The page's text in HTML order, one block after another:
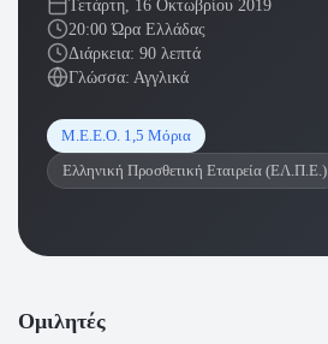
Τετάρτη, 16 Οκτωβρίου 2019
20:00 Ώρα Ελλάδας
Διάρκεια: 90 λεπτά
Γλώσσα: Αγγλικά
Μ.Ε.Ε.Ο. 1,5 Μόρια
Ελληνική Προσθετική Εταιρεία (ΕΛ.Π.Ε.)
Ομιλητές